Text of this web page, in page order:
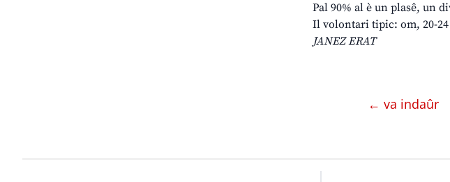
Pal 90% al è un plasê, un
Il volontari tipic: om, 20-
JANEZ ERAT
← va indaûr